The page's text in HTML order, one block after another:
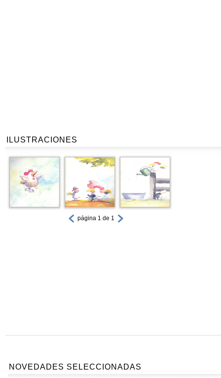
ILUSTRACIONES
página 1 de 1
NOVEDADES SELECCIONADAS